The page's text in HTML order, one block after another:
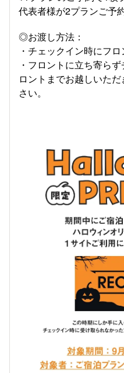
代表者様が2プランご予
◎お渡し方法：
・チェックイン時にフロ
・フロントに立ち寄ら
ロントまでお越しいた
さい。